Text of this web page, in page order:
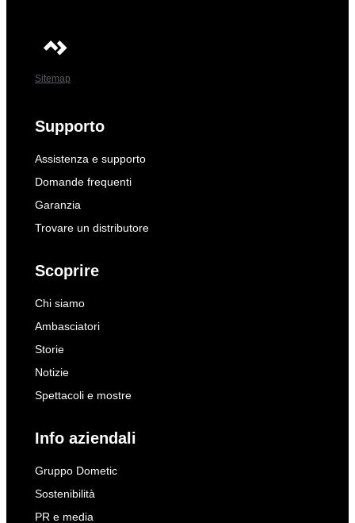
Sitemap
Supporto
Assistenza e supporto
Domande frequenti
Garanzia
Trovare un distributore
Scoprire
Chi siamo
Ambasciatori
Storie
Notizie
Spettacoli e mostre
Info aziendali
Gruppo Dometic
Sostenibilità
PR e media